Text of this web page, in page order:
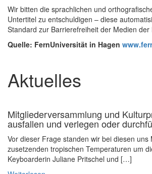
Wir bitten die sprachlichen und
Untertitel zu entschuldigen – diese
Standard zur Barrierefreiheit der Medien der
Quelle: FernUniversität in Hagen
Aktuelles
Mitgliederversammlung und
ausfallen und verlegen oder
Vor dieser Frage standen wir bei diesen uns
zusetzenden tropischen Temperaturen um
Keyboarderin Juliane Pritschel und […]